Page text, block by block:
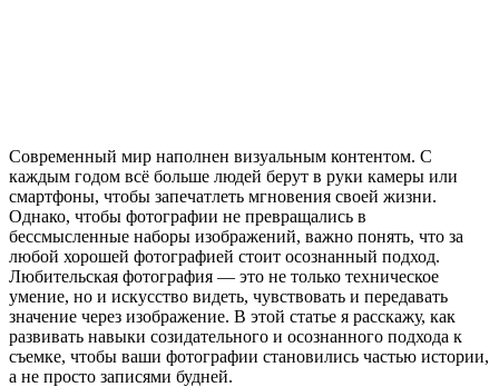
Современный мир наполнен визуальным контентом. С
каждым годом всё больше людей берут в руки камеры или
смартфоны, чтобы запечатлеть мгновения своей жизни.
Однако, чтобы фотографии не превращались в
бессмысленные наборы изображений, важно понять, что за
любой хорошей фотографией стоит осознанный подход.
Любительская фотография — это не только техническое
умение, но и искусство видеть, чувствовать и передавать
значение через изображение. В этой статье я расскажу, как
развивать навыки созидательного и осознанного подхода к
съемке, чтобы ваши фотографии становились частью истории,
а не просто записями будней.